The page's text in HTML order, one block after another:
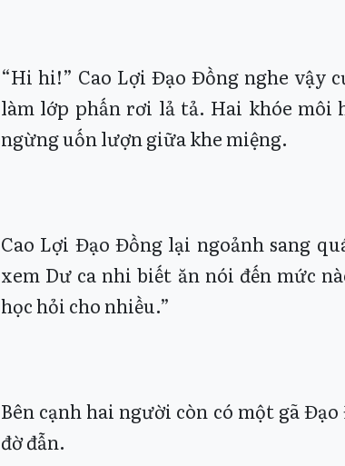
“Hi hi!” Cao Lợi Đạo Đồng nghe vậy
làm lớp phấn rơi lả tả. Hai khóe
ngừng uốn lượn giữa khe miệng.
Cao Lợi Đạo Đồng lại ngoảnh sang
xem Dư ca nhi biết ăn nói đến mức
học hỏi cho nhiều.”
Bên cạnh hai người còn có một gã
đờ đẫn.